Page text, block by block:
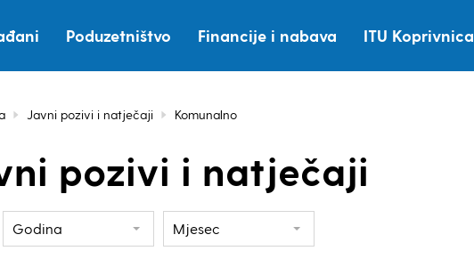
Poduzetništvo Financije i nabava ITU Koprivnica
Javni pozivi i natječaji Komunalno
pozivi i natječaji
Godina Mjesec